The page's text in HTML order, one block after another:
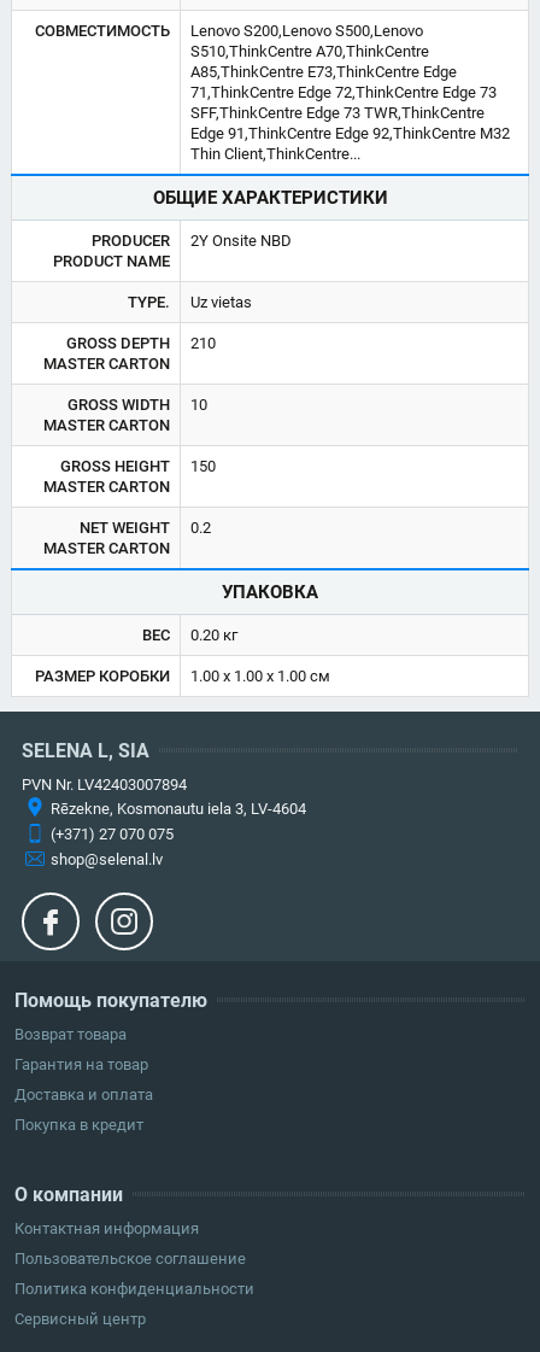
СОВМЕСТИМОСТЬ
Lenovo S200,Lenovo S500,Lenovo
S510,ThinkCentre A70,ThinkCentre
A85,ThinkCentre E73,ThinkCentre Edge
71,ThinkCentre Edge 72,ThinkCentre Edge 73
SFF,ThinkCentre Edge 73 TWR,ThinkCentre
Edge 91,ThinkCentre Edge 92,ThinkCentre M32
Thin Client,ThinkCentre...
ОБЩИЕ ХАРАКТЕРИСТИКИ
PRODUCER
PRODUCT NAME
2Y Onsite NBD
TYPE. Uz vietas
GROSS DEPTH
MASTER CARTON
210
GROSS WIDTH
MASTER CARTON
10
GROSS HEIGHT
MASTER CARTON
150
NET WEIGHT
MASTER CARTON
0.2
УПАКОВКА
ВЕС 0.20 кг
РАЗМЕР КОРОБКИ 1.00 x 1.00 x 1.00 см
Помощь покупателю
Возврат товара
Гарантия на товар
Доставка и оплата
Покупка в кредит
О компании
Контактная информация
Пользовательское соглашение
Политика конфиденциальности
Сервисный центр
SELENA L, SIA
PVN Nr. LV42403007894
Rēzekne, Kosmonautu iela 3, LV-4604
(+371) 27 070 075
shop@selenal.lv